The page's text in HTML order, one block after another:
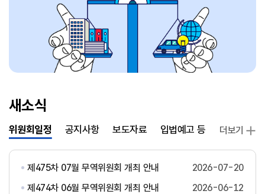
새소식
위원회일정
제475차 07월 무역위원회 개최 안내
2026-07-20
제474차 06월 무역위원회 개최 안내
2026-06-12
더보기
공지사항 보도자료 입법예고 등 발간자료